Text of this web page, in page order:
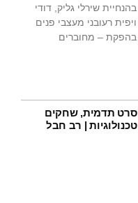
בהנחיית שירלי גליק, דודי
ויפית רעובני מעצבי פנים
בהפקת – מחוברים
סרט תדמית, שחקים
טכנולוגיות | רב חבל